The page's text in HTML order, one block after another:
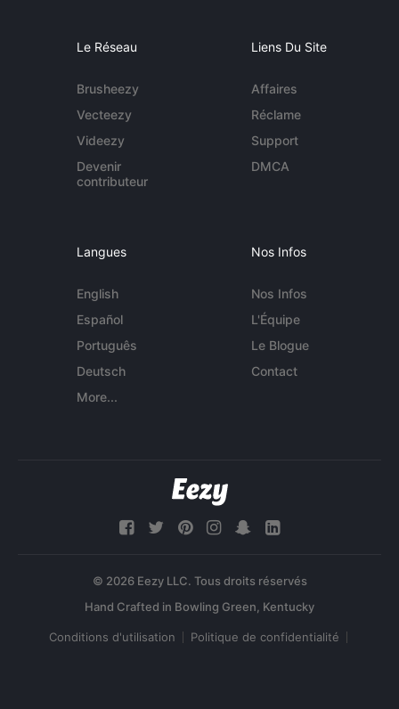
Le Réseau
Brusheezy
Vecteezy
Videezy
Devenir
contributeur
Liens Du Site
Affaires
Réclame
Support
DMCA
Langues
English
Español
Português
Deutsch
More...
Nos Infos
Nos Infos
L'Équipe
Le Blogue
Contact
© 2026 Eezy LLC. Tous droits réservés
Conditions d'utilisation Politique de confidentialité